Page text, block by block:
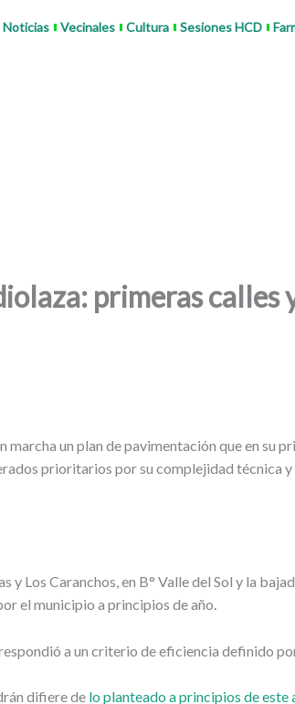
Noticias Vecinales Cultura Sesiones HCD
primeras calles
un plan de pavimentación que en su
prioritarios por su complejidad técnica
y Los Caranchos, en B° Valle del Sol y la
el municipio a principios de año.
a un criterio de eficiencia definido
difiere de lo planteado a principios de